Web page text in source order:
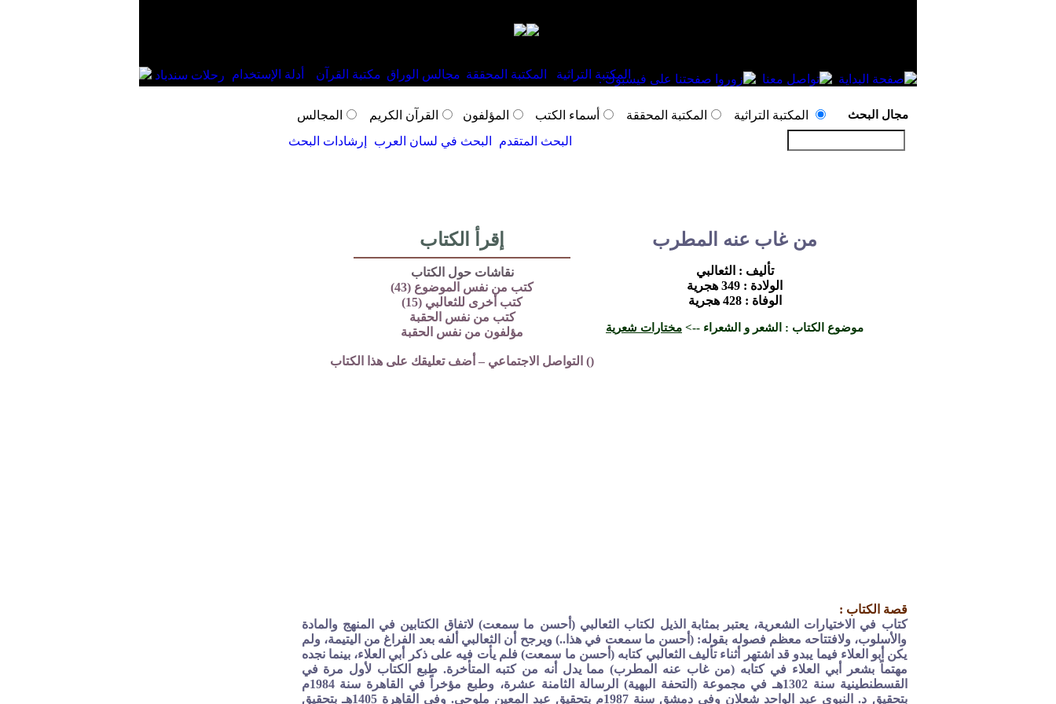
المكتبة التراثية المكتبة المحققة مجالس الوراق مكتبة القرآن أدلة الإستخدام رحلات سندباد
مجال البحث المكتبة التراثية المكتبة المحققة أسماء الكتب المؤلفون القرآن الكريم
المجالس
البحث المتقدم
البحث في لسان العرب إرشادات البحث
من غاب عنه المطرب
تأليف : الثعالبي
الولادة : 349 هجرية
الوفاة : 428 هجرية
موضوع الكتاب : الشعر و الشعراء --> مختارات شعرية
إقرأ الكتاب
نقاشات حول الكتاب
كتب من نفس الموضوع (43)
كتب أخرى للثعالبي (15)
كتب من نفس الحقبة
مؤلفون من نفس الحقبة
() التواصل الاجتماعي – أضف تعليقك على هذا الكتاب
قصة الكتاب :
كتاب في الاختيارات الشعرية، يعتبر بمثابة الذيل لكتاب الثعالبي (أحسن ما سمعت) لاتفاق الكتابين في المنهج والمادة
والأسلوب، ولافتتاحه معظم فصوله بقوله: (أحسن ما سمعت في هذا..) ويرجح أن الثعالبي ألفه بعد الفراغ من اليتيمة، ولم
يكن أبو العلاء فيما يبدو قد اشتهر أثناء تأليف الثعالبي كتابه (أحسن ما سمعت) فلم يأت فيه على ذكر أبي العلاء، بينما نجده
مهتماً بشعر أبي العلاء في كتابه (من غاب عنه المطرب) مما يدل أنه من كتبه المتأخرة. طبع الكتاب لأول مرة في
القسطنطينية سنة 1302هـ في مجموعة (التحفة البهية) الرسالة الثامنة عشرة، وطبع مؤخراً في القاهرة سنة 1984م
بتحقيق د. النبوي عبد الواحد شعلان وفي دمشق سنة 1987م بتحقيق عبد المعين ملوحي. وفي القاهرة 1405هـ بتحقيق